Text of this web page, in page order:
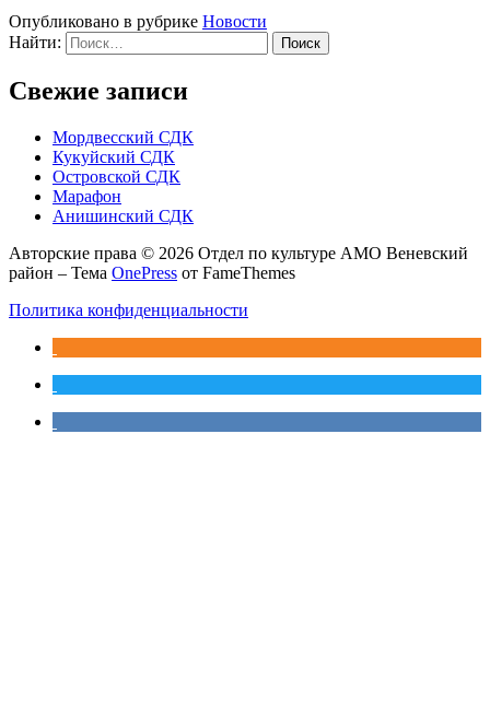
Опубликовано в рубрике Новости
Найти:
Свежие записи
Мордвесский СДК
Кукуйский СДК
Островской СДК
Марафон
Анишинский СДК
Авторские права © 2026 Отдел по культуре АМО Веневский
район – Тема OnePress от FameThemes
Политика конфиденциальности